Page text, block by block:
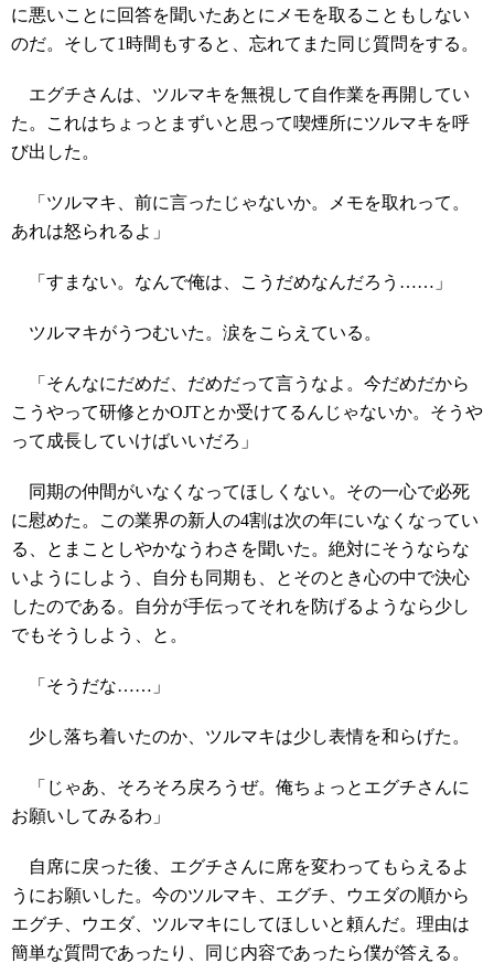
に悪いことに回答を聞いたあとにメモを取ることもしない
のだ。そして1時間もすると、忘れてまた同じ質問をする。
エグチさんは、ツルマキを無視して自作業を再開してい
た。これはちょっとまずいと思って喫煙所にツルマキを呼
び出した。
「ツルマキ、前に言ったじゃないか。メモを取れって。
あれは怒られるよ」
「すまない。なんで俺は、こうだめなんだろう……」
ツルマキがうつむいた。涙をこらえている。
「そんなにだめだ、だめだって言うなよ。今だめだから
こうやって研修とかOJTとか受けてるんじゃないか。そうや
って成長していけばいいだろ」
同期の仲間がいなくなってほしくない。その一心で必死
に慰めた。この業界の新人の4割は次の年にいなくなってい
る、とまことしやかなうわさを聞いた。絶対にそうならな
いようにしよう、自分も同期も、とそのとき心の中で決心
したのである。自分が手伝ってそれを防げるようなら少し
でもそうしよう、と。
「そうだな……」
少し落ち着いたのか、ツルマキは少し表情を和らげた。
「じゃあ、そろそろ戻ろうぜ。俺ちょっとエグチさんに
お願いしてみるわ」
自席に戻った後、エグチさんに席を変わってもらえるよ
うにお願いした。今のツルマキ、エグチ、ウエダの順から
エグチ、ウエダ、ツルマキにしてほしいと頼んだ。理由は
簡単な質問であったり、同じ内容であったら僕が答える。